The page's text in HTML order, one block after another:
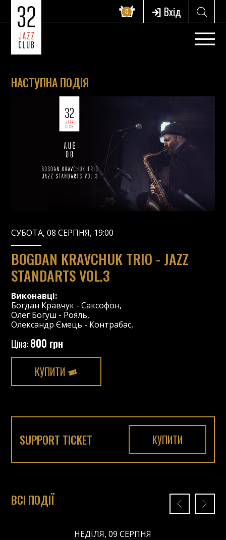
0 Вхід
НАСТУПНА ПОДІЯ
СУБОТА, 08 СЕРПНЯ, 19:00
BOGDAN KRAVCHUK TRIO - JAZZ
STANDARTS VOL.3
Виконавці:
Богдан Кравчук -Саксофон,
Олег Богуш - Рояль,
Олександр Ємець - Контрабас,
Ціна:800 грн
КУПИТИ
SUPPORT TICKET КУПИТИ
ВСІ ПОДІЇ
НЕДІЛЯ, 09 СЕРПНЯ